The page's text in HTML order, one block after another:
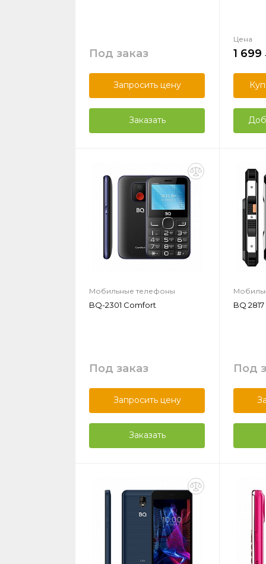
Под заказ
Запросить цену
Заказать
Цена
1 699
Мобильные телефоны
BQ-2301 Comfort
Под заказ
Запросить цену
Заказать
BQ
Под